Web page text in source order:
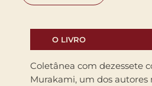
O LIVRO
Coletânea com dezessete
Murakami, um dos autores